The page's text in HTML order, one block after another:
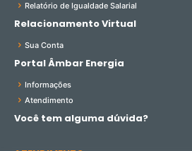
Relatório de Igualdade Salarial
Relacionamento Virtual
Sua Conta
Portal Âmbar Energia
Informações
Atendimento
Você tem alguma dúvida?